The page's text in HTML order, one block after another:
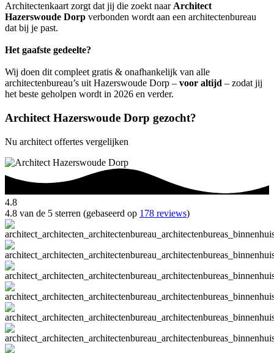
Architectenkaart zorgt dat jij die zoekt naar Architect
Hazerswoude Dorp verbonden wordt aan een architectenbureau
dat bij je past.
Het gaafste gedeelte?
Wij doen dit compleet gratis & onafhankelijk van alle
architectenbureau’s uit Hazerswoude Dorp – voor altijd – zodat jij
het beste geholpen wordt in 2026 en verder.
Architect Hazerswoude Dorp gezocht?
Nu architect offertes vergelijken
4.8
4.8 van de 5 sterren (gebaseerd op 178 reviews)